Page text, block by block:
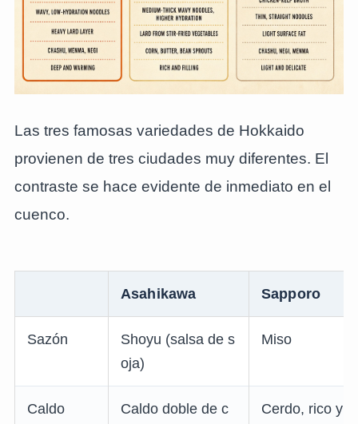
Las tres famosas variedades de Hokkaido
provienen de tres ciudades muy diferentes. El
contraste se hace evidente de inmediato en el
cuenco.
Asahikawa Sapporo
Sazón
Shoyu (salsa de s
oja)
Miso
Caldo
Caldo doble de c
Cerdo, rico y